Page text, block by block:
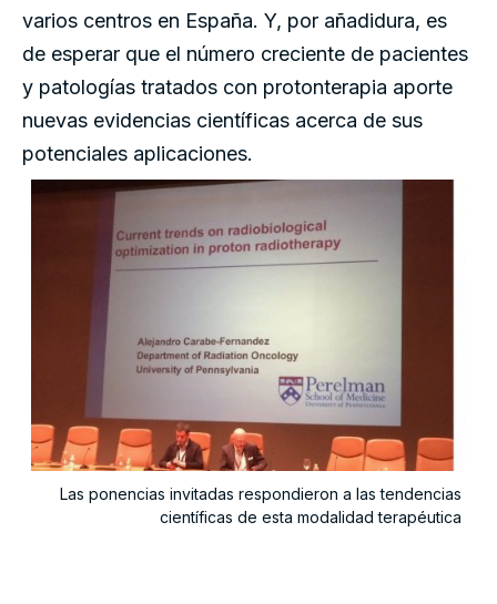
varios centros en España. Y, por añadidura, es
de esperar que el número creciente de pacientes
y patologías tratados con protonterapia aporte
nuevas evidencias científicas acerca de sus
potenciales aplicaciones.
Las ponencias invitadas respondieron a las tendencias
científicas de esta modalidad terapéutica